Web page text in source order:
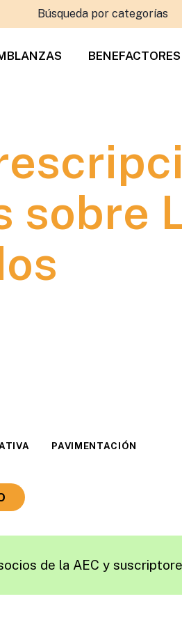
Búsqueda por categorías
BENEFACTORES
sobre
PAVIMENTACIÓN
de la AEC y